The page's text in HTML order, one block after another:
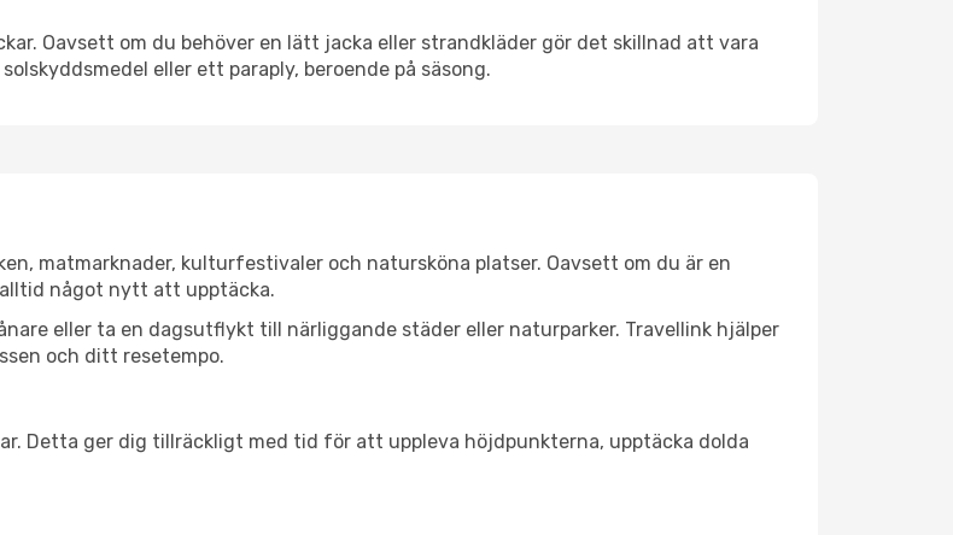
Oavsett om du behöver en lätt jacka eller strandkläder gör det skillnad att vara
eller ett paraply, beroende på säsong.
matmarknader, kulturfestivaler och natursköna platser. Oavsett om du är en
något nytt att upptäcka.
eller ta en dagsutflykt till närliggande städer eller naturparker. Travellink hjälper
och ditt resetempo.
Detta ger dig tillräckligt med tid för att uppleva höjdpunkterna, upptäcka dolda